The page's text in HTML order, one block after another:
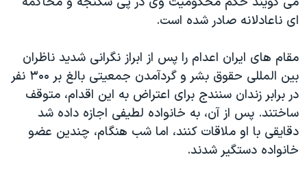
حقوق شهروندی
علم و فناوری
اسرائیل در جنگ
گالری عکس
آرشیو پخش زنده
انتخابات ریاست جمهوری آمریکا ۲۰۲۴
رمز مهسا
ورزش زنان در ایران
اعتراضات زن، زندگی، آزادی
مجموعه مستندهای دادخواهی
زبانهای مختلف
ای ناعادلانه صادر شده است.
مقام های ایران اعدام را پس از ابراز نگرانی شدید ناظران
بین المللی حقوق بشر و گردآمدن جمعیتی بالغ بر ۳۰۰ نفر
در برابر زندان سنندج برای اعتراض به این اقدام، متوقف
ساختند. پس از آن، به خانواده لطیفی اجازه داده شد
دقایقی با او ملاقات کنند، اما شب هنگام، چندین عضو
خانواده دستگیر شدند.